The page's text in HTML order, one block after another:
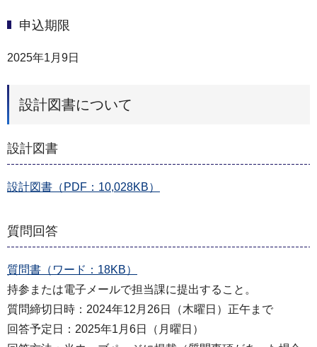
申込期限
2025年1月9日
設計図書について
設計図書
設計図書（PDF：10,028KB）
質問回答
質問書（ワード：18KB）
持参または電子メールで担当課に提出すること。
質問締切日時：2024年12月26日（木曜日）正午まで
回答予定日：2025年1月6日（月曜日）